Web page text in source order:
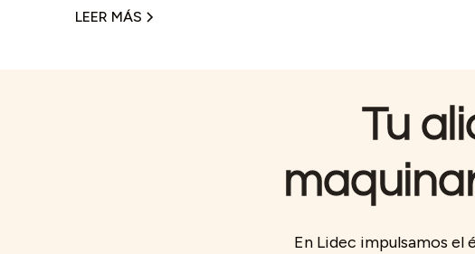
convertirse en una marca global reconocida por su
LEER MÁS
Tu
En Lidec impulsamos el